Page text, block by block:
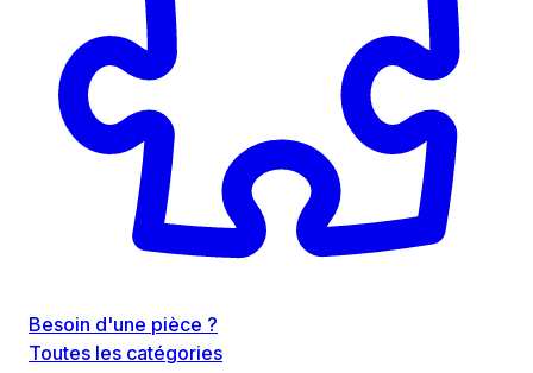
Besoin d'une pièce ?
Toutes les catégories